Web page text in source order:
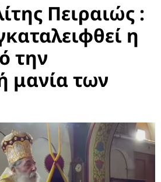
Πειραιώς :
η
την
μανία των